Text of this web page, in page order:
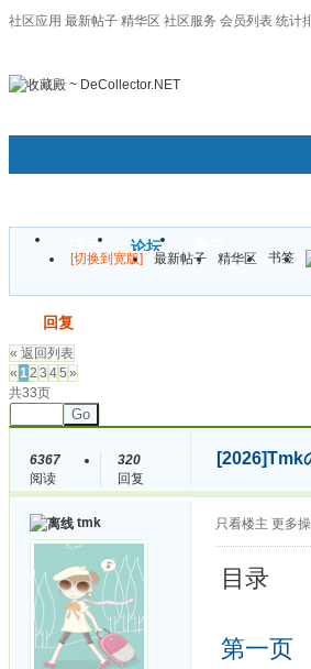
社区应用 最新帖子 精华区 社区服务 会员列表 统计
门户 论坛
[切换到宽版] 最新帖子 精华区
书签
回复
« 返回列表
« 12 3 45 »
共33页
Go
6367
阅读
320
回复
[2026]Tmk
tmk 只看楼主 更多
目录
第一页